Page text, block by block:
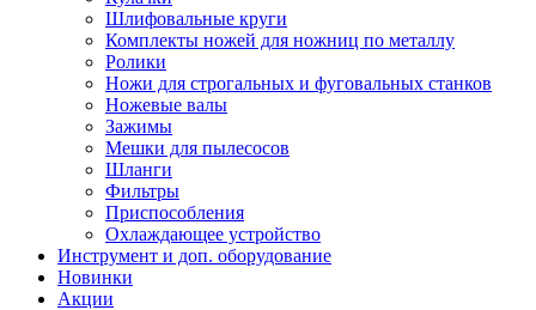
Шлифовальные круги
Комплекты ножей для ножниц по металлу
Ролики
Ножи для строгальных и фуговальных станков
Ножевые валы
Зажимы
Мешки для пылесосов
Шланги
Фильтры
Приспособления
Охлаждающее устройство
Инструмент и доп. оборудование
Новинки
Акции